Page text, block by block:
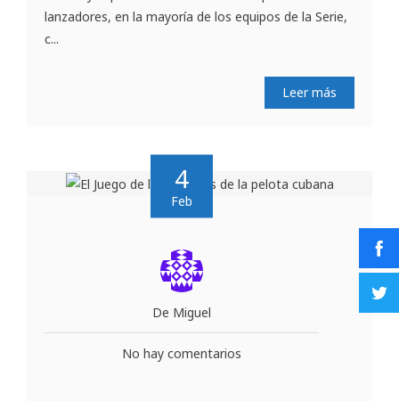
lanzadores, en la mayoría de los equipos de la Serie,
c...
Leer más
4
Feb
De Miguel
No hay comentarios